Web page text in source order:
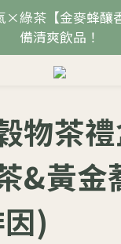
綠茶【金麥蜂釀
備清爽飲品！
物茶
&黃金
)